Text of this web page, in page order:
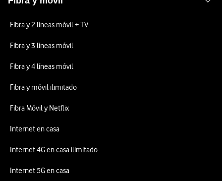
Fibra y 2 líneas móvil + TV
Fibra y 3 líneas móvil
Fibra y 4 líneas móvil
Fibra y móvil ilimitado
Fibra Móvil y Netflix
Internet en casa
Internet 4G en casa ilimitado
Internet 5G en casa